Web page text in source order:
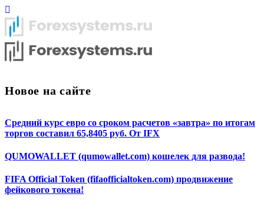
Новое на сайте
Средний курс евро со сроком расчетов «завтра» по итогам
торгов составил 65,8405 руб. От IFX
QUMOWALLET (qumowallet.com) кошелек для развода!
FIFA Official Token (fifaofficialtoken.com) продвижение
фейкового токена!